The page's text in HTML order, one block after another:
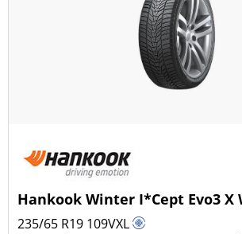
Hankook Winter I*Cept Evo3 X
235/65 R19 109VXL